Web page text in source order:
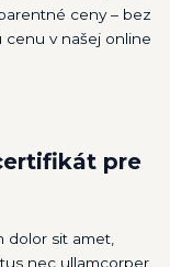
ceny – bez
cenu v našej online
pre
dolor sit amet,
nec ullamcorper